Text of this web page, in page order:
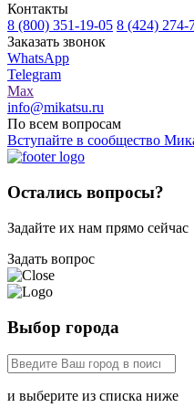
Контакты
8 (800) 351-19-05 8 (424) 274-
Заказать звонок
WhatsApp
Telegram
Max
info@mikatsu.ru
По всем вопросам
Вступайте в сообщество
Остались вопросы?
Задайте их нам прямо сейчас
Задать вопрос
Выбор города
и выберите из списка ниже